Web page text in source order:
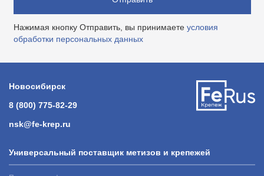
Нажимая кнопку Отправить, вы принимаете условия
обработки персональных данных
Новосибирск
8 (800) 775-82-29
nsk@fe-krep.ru
Универсальный поставщик метизов и крепежей